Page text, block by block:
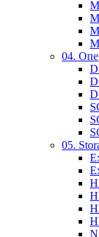
04.
05.